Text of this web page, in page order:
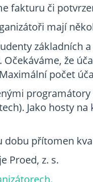
fakturu či
mají
základních
že
počet
Jako hosty
dobu přítomen
Proed, z. s.